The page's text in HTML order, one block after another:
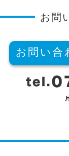
お問
お問い合